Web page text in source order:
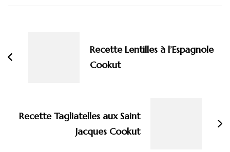
Recette Lentilles à l’Espagnole
Cookut
Recette Tagliatelles aux Saint
Jacques Cookut